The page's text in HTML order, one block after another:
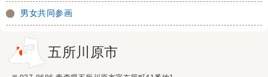
男女共同参画
五所川原市